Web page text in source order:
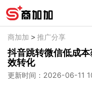
商加加 > 推广分享
抖音跳转微信低成
效转化
更新时间：2026-06-11